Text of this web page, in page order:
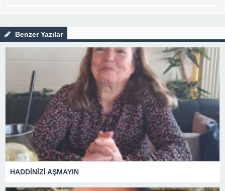
Benzer Yazılar
HADDİNİZİ AŞMAYIN